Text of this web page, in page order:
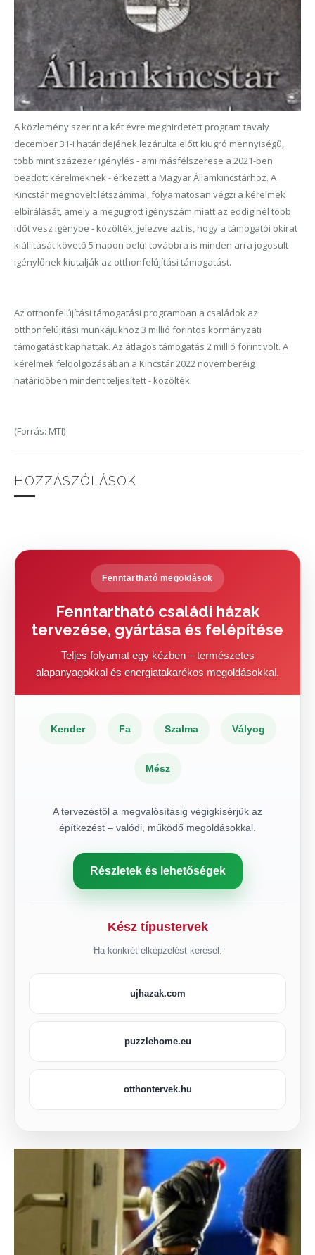
A közlemény szerint a két évre meghirdetett program tavaly
december 31-i határidejének lezárulta előtt kiugró mennyiségű,
több mint százezer igénylés - ami másfélszerese a 2021-ben
beadott kérelmeknek - érkezett a Magyar Államkincstárhoz. A
Kincstár megnövelt létszámmal, folyamatosan végzi a kérelmek
elbírálását, amely a megugrott igényszám miatt az eddiginél több
időt vesz igénybe - közölték, jelezve azt is, hogy a támogatói okirat
kiállítását követő 5 napon belül továbbra is minden arra jogosult
igénylőnek kiutalják az otthonfelújítási támogatást.
Az otthonfelújítási támogatási programban a családok az
otthonfelújítási munkájukhoz 3 millió forintos kormányzati
támogatást kaphattak. Az átlagos támogatás 2 millió forint volt. A
kérelmek feldolgozásában a Kincstár 2022 novemberéig
határidőben mindent teljesített - közölték.
(Forrás: MTI)
HOZZÁSZÓLÁSOK
Fenntartható megoldások
Fenntartható családi házak
tervezése, gyártása és felépítése
Teljes folyamat egy kézben – természetes
alapanyagokkal és energiatakarékos megoldásokkal.
Kender Fa Szalma Vályog
Mész
A tervezéstől a megvalósításig végigkísérjük az
építkezést – valódi, működő megoldásokkal.
Részletek és lehetőségek
Kész típustervek
Ha konkrét elképzelést keresel:
ujhazak.com
puzzlehome.eu
otthontervek.hu